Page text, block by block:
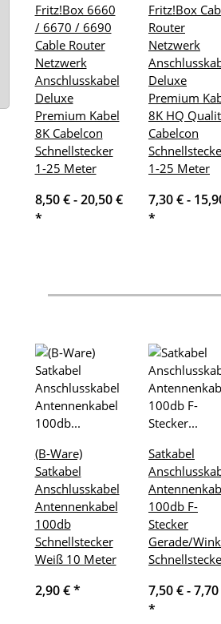
Fritz!Box 6660
/ 6670 / 6690
Cable Router
Netzwerk
Anschlusskabel
Deluxe
Premium Kabel
8K Cabelcon
Schnellstecker
1-25 Meter
8,50 € -20,50 €
*
Fritz!Box
Router
Netzwerk
Deluxe
Premium
8K HQ
Cabelcon
1-25 Meter
7,30 € -
*
(B-Ware)
Satkabel
Anschlusskabel
Antennenkabel
100db
Schnellstecker
Weiß 10 Meter
2,90 €*
Satkabel
100db F-
Stecker
Gerade/
7,50 € -
*